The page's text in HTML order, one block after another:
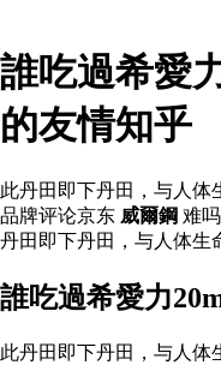
誰吃過希愛
的友情知乎
此丹田即下丹田，与人体
品牌评论京东 威爾鋼 难
丹田即下丹田，与人体生
誰吃過希愛力
此丹田即下丹田，与人体